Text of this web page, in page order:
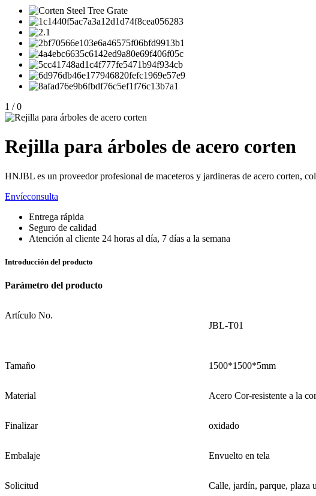
1 / 0
Rejilla para árboles de acero corten
HNJBL es un proveedor profesional de maceteros y jardineras de acero corten,
Envíeconsulta
Entrega rápida
Seguro de calidad
Atención al cliente 24 horas al día, 7 días a la semana
Introducción del producto
Parámetro del producto
Artículo No.
JBL-T01
Tamaño 1500*1500*5mm
Material Acero Cor-resistente a la
Finalizar oxidado
Embalaje Envuelto en tela
Solicitud Calle, jardín, parque, plaza